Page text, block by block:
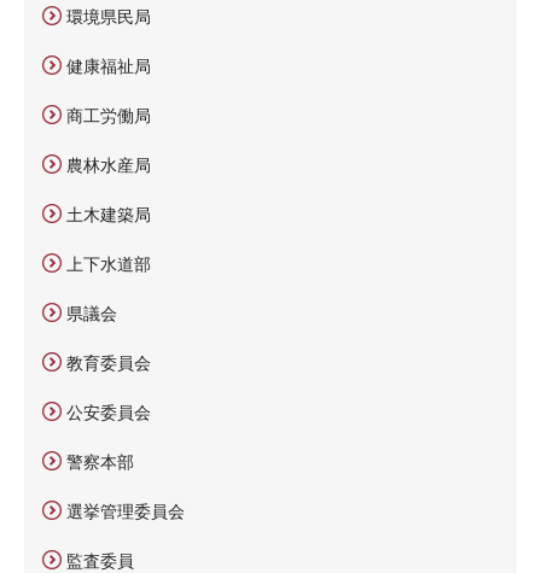
環境県民局
健康福祉局
商工労働局
農林水産局
土木建築局
上下水道部
県議会
教育委員会
公安委員会
警察本部
選挙管理委員会
監査委員